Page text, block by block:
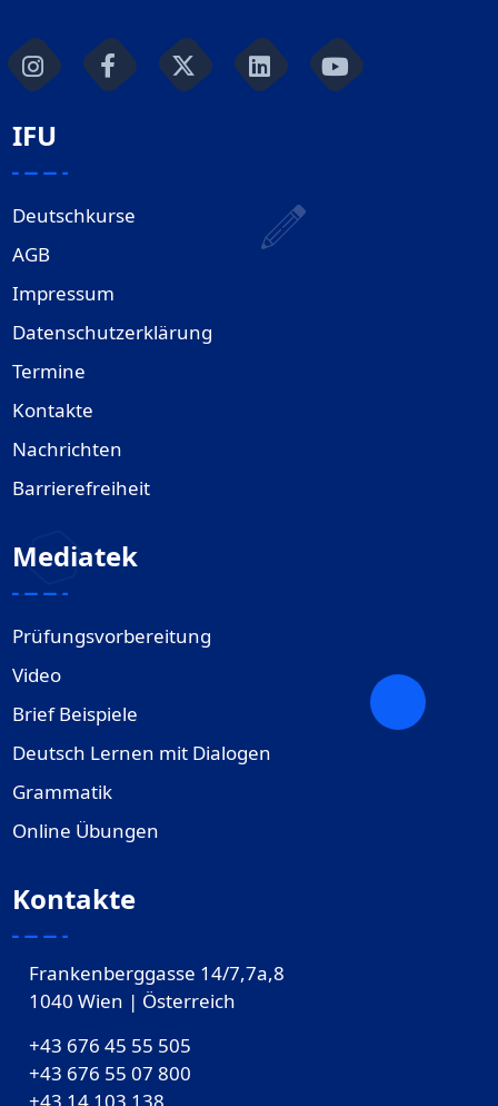
IFU
Deutschkurse
AGB
Impressum
Datenschutzerklärung
Termine
Kontakte
Nachrichten
Barrierefreiheit
Mediatek
Prüfungsvorbereitung
Video
Brief Beispiele
Deutsch Lernen mit Dialogen
Grammatik
Online Übungen
Kontakte
Frankenberggasse 14/7,7a,8
1040 Wien | Österreich
+43 676 45 55 505
+43 676 55 07 800
‎+43 14 103 138